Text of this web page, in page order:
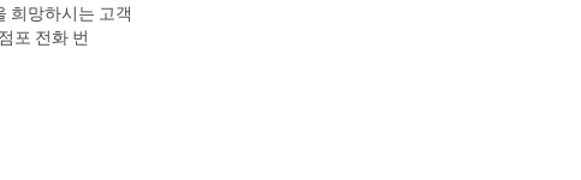
망하시는 고객
포 전화 번